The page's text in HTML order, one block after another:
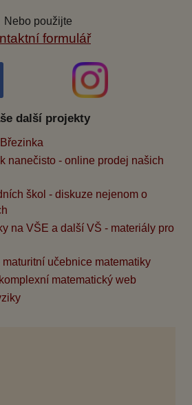
Nebo použijte
formulář
další projekty
nanečisto - online prodej našich
škol - diskuze nejenom o
na VŠE a další VŠ - materiály pro
maturitní učebnice matematiky
matematický web